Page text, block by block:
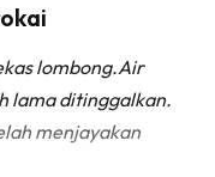
lombong.Air
lama ditinggalkan.
menjayakan